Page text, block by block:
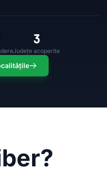
3
Județe acoperite